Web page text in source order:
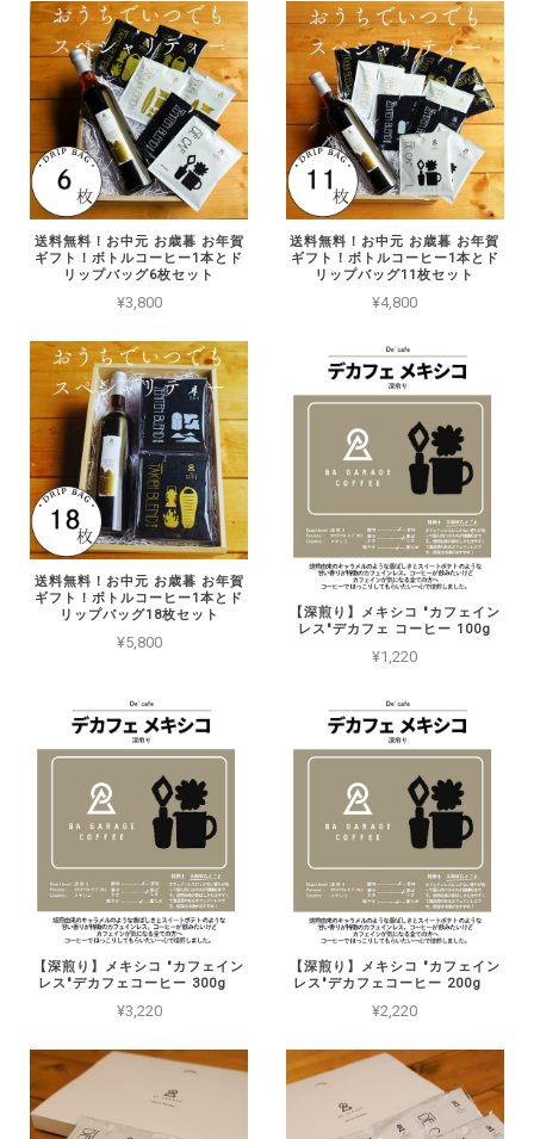
送料無料！お中元 お歳暮 お年賀
ギフト！ボトルコーヒー1本とド
リップバッグ6枚セット
¥3,800
送料無料！お中元 お歳暮 お年賀
ギフト！ボトルコーヒー1本とド
リップバッグ11枚セット
¥4,800
送料無料！お中元 お歳暮 お年賀
ギフト！ボトルコーヒー1本とド
リップバッグ18枚セット
¥5,800
【深煎り】メキシコ "カフェイン
レス"デカフェ コーヒー 100g
¥1,220
【深煎り】メキシコ "カフェイン
レス"デカフェコーヒー 300g
¥3,220
【深煎り】メキシコ "カフェイン
レス"デカフェコーヒー 200g
¥2,220